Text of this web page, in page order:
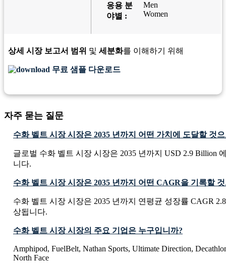
응용 분
야별 :
Men
Women
상세 시장 보고서 범위 및 세분화를 이해하기 위해
무료 샘플 다운로드
자주 묻는 질문
수화 벨트 시장 시장은 2035 년까지 어떤 가치에 도달할 것
글로벌 수화 벨트 시장 시장은 2035 년까지 USD 2.9 Billion
니다.
수화 벨트 시장 시장은 2035 년까지 어떤 CAGR을 기록할
수화 벨트 시장 시장은 2035 년까지 연평균 성장률 CAGR
상됩니다.
수화 벨트 시장 시장의 주요 기업은 누구입니까?
Amphipod, FuelBelt, Nathan Sports, Ultimate Direction,
North Face